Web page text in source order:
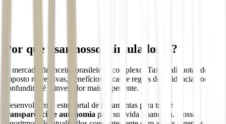
Por que usar nossos simuladores?
O mercado financeiro brasileiro é complexo. Taxas, alíquotas de
imposto regressivas, benefícios fiscais e regras de residência podem
confundir até o investidor mais experiente.
Desenvolvemos este portal de ferramentas para trazer
transparência e autonomia para sua vida financeira. Nossos